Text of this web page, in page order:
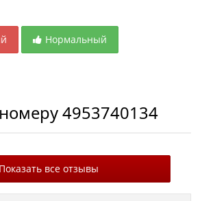
Нормальный
4953740134
Показать все отзывы